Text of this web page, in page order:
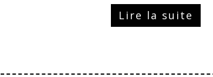
Lire la suite